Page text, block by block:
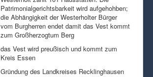
Patrimonialgerichtsbarkeit wird aufgehohben;
die Abhängigkeit der Westerholter Bürger
vom Burgherren endet damit das Vest kommt
zum Großherzogtum Berg
das Vest wird preußisch und kommt zum
Kreis Essen
Gründung des Landkreises Recklinghausen